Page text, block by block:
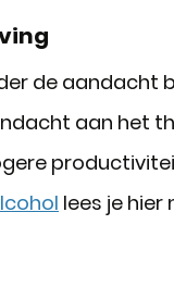
de aandacht
aan het
lees je hier